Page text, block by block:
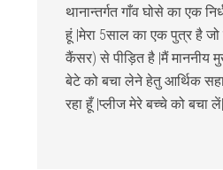
थानान्तर्गत गाँव घोसे का एक
हूं |मेरा 5साल का एक पुत्र है जो
कैंसर) से पीड़ित है |मैं माननीय
बेटे को बचा लेने हेतु आर्थिक
रहा हूँ |प्लीज मेरे बच्चे को बचा लें|